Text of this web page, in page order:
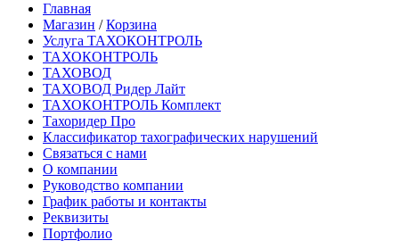
Главная
Магазин /Корзина
Услуга ТАХОКОНТРОЛЬ
ТАХОКОНТРОЛЬ
ТАХОВОД
ТАХОВОД Ридер Лайт
ТАХОКОНТРОЛЬ Комплект
Тахоридер Про
Классификатор тахографических нарушений
Связаться с нами
О компании
Руководство компании
График работы и контакты
Реквизиты
Портфолио